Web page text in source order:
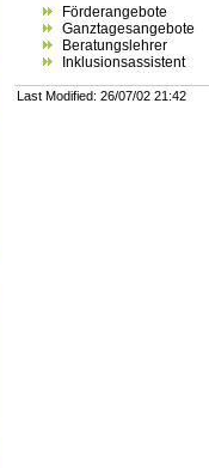
Förderangebote
Ganztagesangebote
Beratungslehrer
Inklusionsassistent
Last Modified:26/07/02 21:42